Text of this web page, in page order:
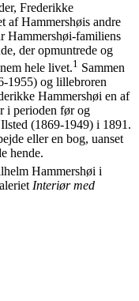
Frederikke
af Hammershøis andre
Hammershøi-familiens
der opmuntrede og
hele livet.1 Sammen
1955) og lillebroren
Hammershøi en af
i perioden før og
(1869-1949) i 1891.
eller en bog, uanset
hende.
Hammershøi i
Interiør med